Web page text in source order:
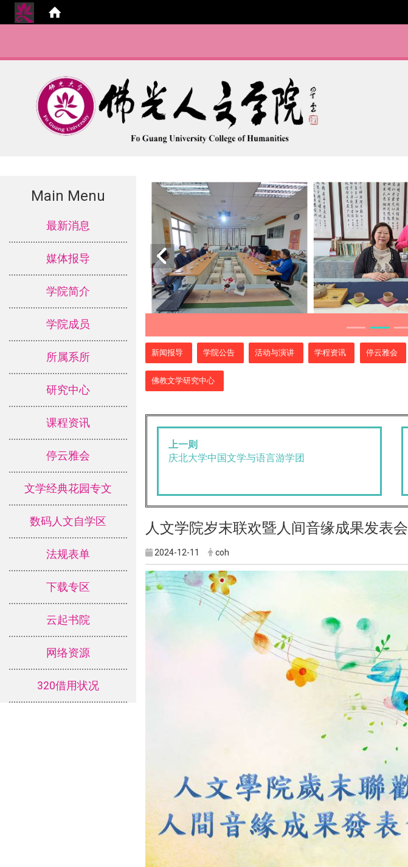
Main Menu
最新消息
媒体报导
学院简介
学院成员
所属系所
研究中心
课程资讯
停云雅会
文学经典花园专文
数码人文自学区
法规表单
下载专区
云起书院
网络资源
320借用状况
新闻报导 学院公告 活动与演讲 学程资讯 停云雅会
佛教文学研究中心
上一则
庆北大学中国文学与语言游学团
人文学院岁末联欢暨人间音缘成果发表会
2024-12-11 coh